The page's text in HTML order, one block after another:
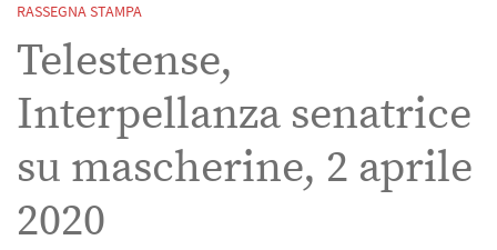
RASSEGNA STAMPA
Telestense,
Interpellanza senatrice
su mascherine, 2 aprile
2020